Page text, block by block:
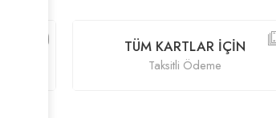
TÜM KARTLAR İÇIN
Taksitli Ödeme